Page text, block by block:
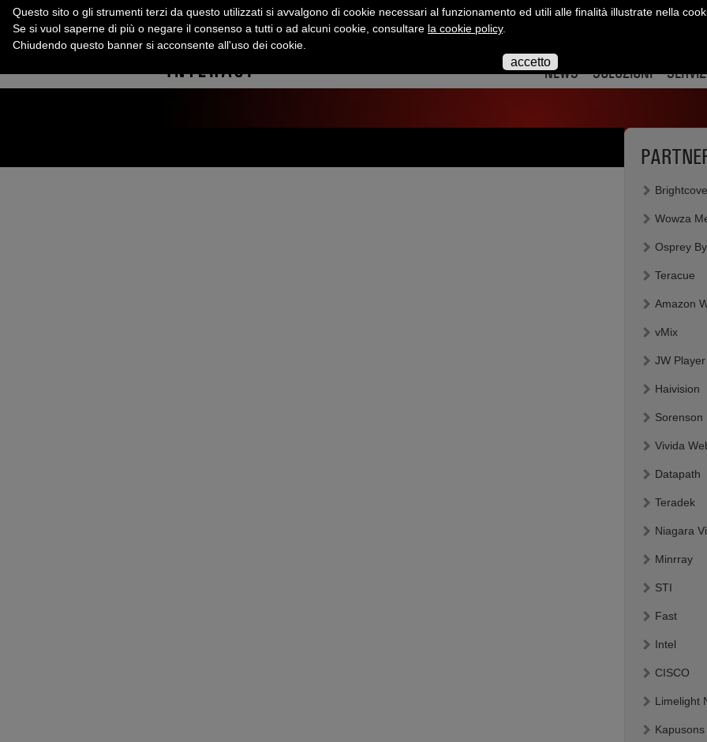
NEWS SOLUZIONI
Brightcove
Wowza
Osprey
Teracue
Amazon
vMix
JW Player
Haivision
Sorenson
Vivida
Datapath
Teradek
Niagara
Minrray
STI
Fast
Intel
CISCO
Limelight
Kapusons
Questo sito o gli strumenti terzi da questo utilizzati si avvalgono di cookie necessari al funzionamento ed utili alle finalità illustrate nella
Se si vuol saperne di più o negare il consenso a tutti o ad alcuni cookie, consultare la cookie policy.
Chiudendo questo banner si acconsente all'uso dei cookie.
accetto